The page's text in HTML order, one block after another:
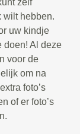
zelf
wilt hebben.
uw kindje
doen! Al deze
voor de
om na
foto’s
of er foto’s